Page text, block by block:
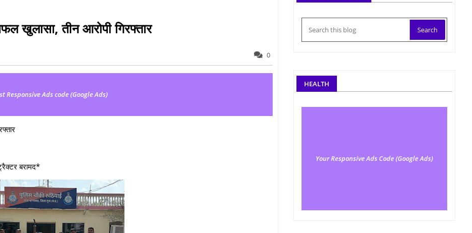
खुलासा, तीन आरोपी गिरफ्तार
0
Responsive Ads code (Google Ads)
बरामद*
HEALTH
Your Responsive Ads Code (Google Ads)